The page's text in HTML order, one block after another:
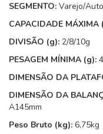
SEGMENTO: Varejo/
CAPACIDADE MÁXIMA
DIVISÃO (g): 2/8/10g
PESAGEM MÍNIMA (g):
DIMENSÃO DA
DIMENSÃO DA
A145mm
Peso Bruto (kg): 6,75kg